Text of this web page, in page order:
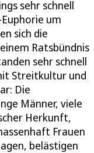
sehr schnell
um
sich die
Ratsbündnis
sehr schnell
Streitkultur und
Die
Männer, viele
Herkunft,
Frauen
belästigen